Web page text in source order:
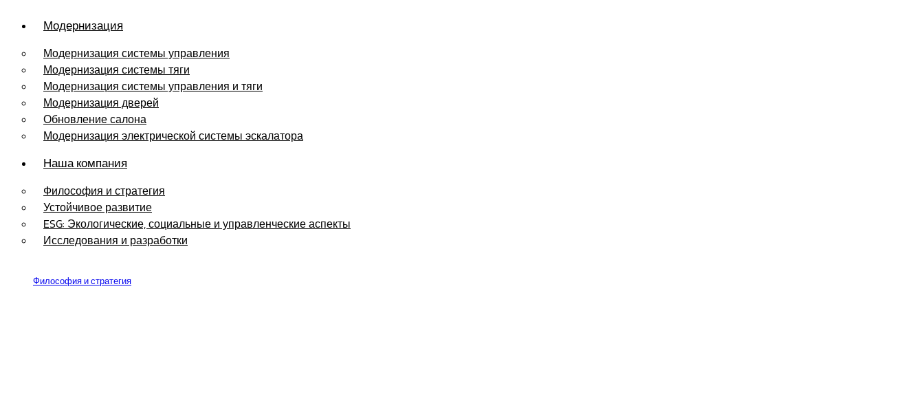
Модернизация
Модернизация системы управления
Модернизация системы тяги
Модернизация системы управления и тяги
Модернизация дверей
Обновление салона
Модернизация электрической системы эскалатора
Наша компания
Философия и стратегия
Устойчивое развитие
ESG: Экологические, социальные и управленческие аспекты
Исследования и разработки
Философия и стратегия